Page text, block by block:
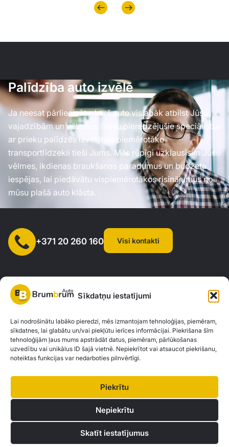
Sīkdatņu iestatījumi
Lai nodrošinātu labāko pieredzi, mēs izmantojam tehnoloģijas, piemēram,
sīkdatnes, lai glabātu un/vai piekļūtu ierīces informācijai. Piekrišana šīm
tehnoloģijām ļaus mums apstrādāt datus, piemēram, pārlūkošanas
uzvedību vai unikālus ID šajā vietnē. Nepiekrītot vai atsaucot piekrišanu,
noteiktas funkcijas var nedarboties pilnvērtīgi.
Piekrītu
Nepiekrītu
Skatīt iestatījumus
Palīdzība auto izvēlē
Ja neesat pārliecināts, kurš auto vislabāk atbilst Jūsu
vajadzībām un vēlmēm, mūsu pieredzējušie speciālisti
ar prieku palīdzēs izvēlēties piemērotāko
transportlīdzekli tieši Jums. Mēs rūpīgi uzklausīsim Jūsu
vēlmes, ikdienas braukšanas paradumus un budžeta
iespējas, lai piedāvātu vispiemērotākos risinājumus no
mūsu plašā auto klāsta.
+371 20 260 160 Visi kontakti
SIA "AUTOCLICK", Reģ. Nr. 40203371960, Adrese: Mazjumpravas
iela 77, Rīga, LV-1063 |20260160
Privātuma politikaKontakti
Brum Brum Auto nav finanšu iestāde, bet sadarbojas ar vairākām bankām un
piedāvājam konsultācijas un atbalstu, lai atrastu vislabākos finanšu risinājumus,
kas atbilst jūsu individuālajām vajadzībām un iespējām.